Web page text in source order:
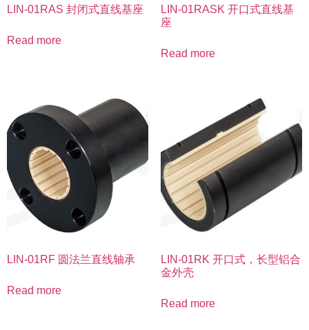
LIN-01RAS 封闭式直线基座
Read more
LIN-01RASK 开口式直线基
座
Read more
LIN-01RF 圆法兰直线轴承
Read more
LIN-01RK 开口式，长型铝合
金外壳
Read more